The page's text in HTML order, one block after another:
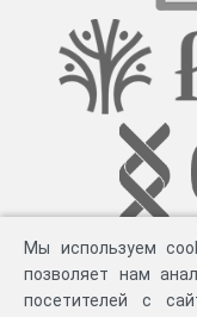
Мы используем
позволяет нам
посетителей с